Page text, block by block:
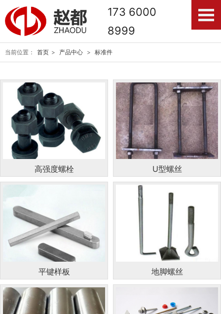
173 6000
8999
当前位置： 首页 > 产品中心 > 标准件
高强度螺栓 U型螺丝
平键样板 地脚螺丝